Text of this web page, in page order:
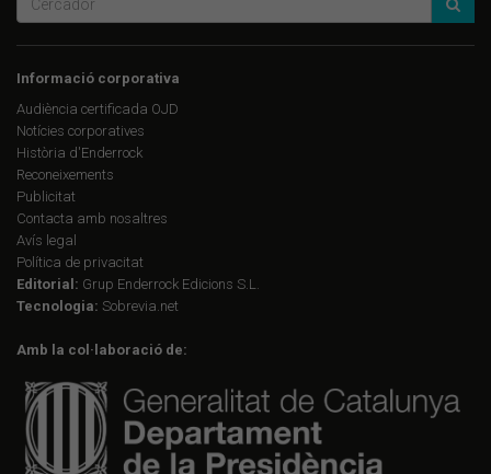
Informació corporativa
Audiència certificada OJD
Notícies corporatives
Història d'Enderrock
Reconeixements
Publicitat
Contacta amb nosaltres
Avís legal
Política de privacitat
Editorial: Grup Enderrock Edicions S.L.
Tecnologia: Sobrevia.net
Amb la col·laboració de: